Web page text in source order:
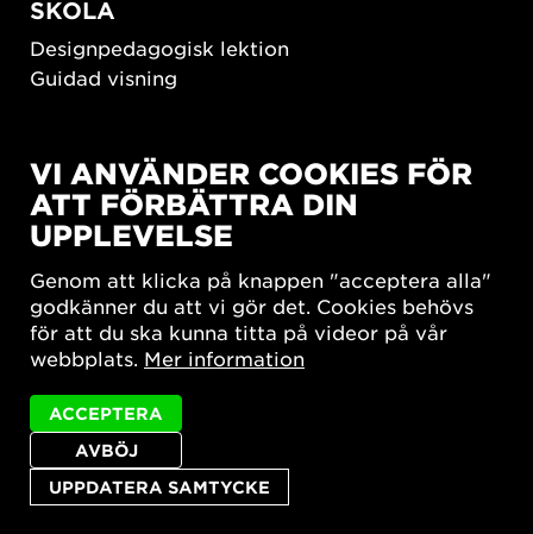
SKOLA
Designpedagogisk lektion
Guidad visning
New European Bauhaus
SUSTAINORDIC
Share Future Living
What Matter_s
Integritetspolicy
Cookie-inställningar
© 2026 Form/Design Center
VI ANVÄNDER COOKIES FÖR
ATT FÖRBÄTTRA DIN
UPPLEVELSE
Genom att klicka på knappen "acceptera alla"
godkänner du att vi gör det. Cookies behövs
för att du ska kunna titta på videor på vår
webbplats. Mer information
UPPDATERA SAMTYCKE
AVBÖJ
ACCEPTERA